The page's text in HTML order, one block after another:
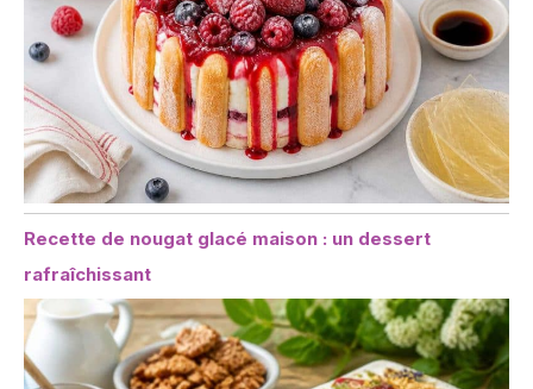
Recette de nougat glacé maison : un dessert
rafraîchissant